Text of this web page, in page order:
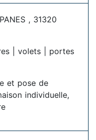
, 31320
| volets | portes
et pose de
individuelle,